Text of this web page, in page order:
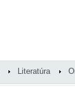
Literatúra